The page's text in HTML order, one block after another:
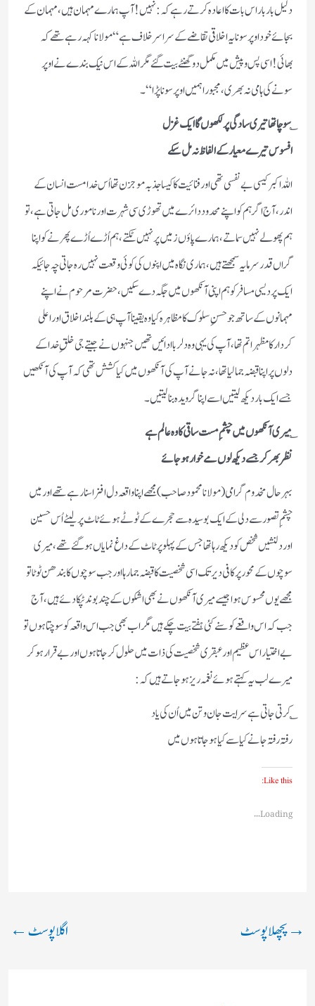
دلیل بار بار اس بات کا اعادہ کرتے رہے کہ: نہیں! آپ ہمارے مہمان ہیں،مہمان کے
بجائے خود اوپر سونا یہ اخلاقی تقاضے کے سراسر خلاف ہے“ مولانا کہہ رہے تھے کہ
بھائی! اسی پس و پیش میں مکمل دو گھنٹے بیت گئے مگر اللہ کے اس نیک بندے نے اوپر
سونے کی ہامی نہ بھری،مجبورا ہمیں اوپر سونا پڑا“۔
؎سوچا تھا تیری سادگی پر لکھوں گا ایک غزل
افسوس تیرے معیار کے الفاظ نہ مل سکے
اللہ اکبر کیسی بےنفسی تھی اور فنائیت کا کیسا جذبہ موجزن تھا اُس خدامست انسان کے
اندر،آج اگر ہم کو اپنے محدود دائرے میں تھوڑی سی شہرت اور ناموری مل جاتی ہے،تو
ہم پھولے نہیں سماتے، ہمارے پاؤں زمیں پر نہیں ٹکتے،ہم اُڑے اُڑے پھرنے کو اپنا
گراں قدر سرمایہ سمجھتے ہیں، ہماری نگاہ میں اپنوں کی کوئی وقعت نہیں رہ جاتی چہ جائیکہ
ایک پردیسی مسافر کو ہم اپنی آنکھوں میں جگہ دے سکیں،حضرت مرحوم نے اپنے
مہمانوں کے ساتھ جو حسنِ سلوک کا مظاہرہ کیا وہ یقینا آپ ہی کے بلند اخلاق اور اعلی
کردار کا مظہر اتم تھا،آپ کی یہی وہ دلربا ادائیں تھیں جنہوں نے جیتے جی خلقِ خدا کے
دلوں پر اپنا قبضہ جمالیا تھا،نہ جانے آپ کی آنکھوں میں کیا کشش تھی کہ آپ کی آنکھیں
جسے ایک بار دیکھ لیتیں اسے اپنا گرویدہ بنا لیتیں۔
؎میری آنکھوں میں چشمِ مست ساقی کا وہ عالم ہے
نظر بھر کر جسے دیکھ لوں مےخوار ہوجائے
بہرحال مخدوم گرامی (مولانا محمود صاحب) مجھے اپنا واقعہ دل افزا سنا رہے تھے اور میں
چشمِ تصور سے دلی کے ایک بوسیدہ سے حجرے کے ٹوٹے ہوئے ٹاٹ پر لیٹے اُس حسین
اور دلنشیں شخص کو دیکھ رہا تھا جس کے پہلو پر ٹاٹ کے داغ نمایاں ہوگئے تھے،میری
سوچوں کے محور پر کافی دیر تک اسی شخصیت کا قبضہ جما رہا اور جب سوچوں کا بندھن ٹوٹا تو
مجھے یوں محسوس ہوا جیسے میری آنکھوں نے بھی اشکوں کے چند بوند ٹپکادئے ہیں،آج
جب کہ اس واقعے کو سنے کئی ہفتے بیت چکے ہیں مگر اب بھی جب اس واقعہ کو سوچتا ہوں تو
بےاختیار اس عظیم اور عبقری شخصیت کی ذات میں حلول کرجاتا ہوں اور بےقرار ہوکر
میرے لب یہ کہتے ہوئے نغمہ ریز ہوجاتے ہیں کہ :
؎ کرتی جاتی ہے سرایت جان و تن میں اُن کی یاد
رفتہ رفتہ جانے کیا سے کیا ہوجاتا ہوں میں
Like this:
Loading...
→پچھلا پوسٹ اگلا پوسٹ←